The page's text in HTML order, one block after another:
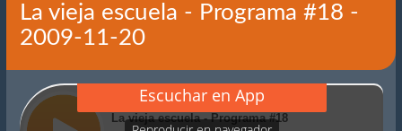
La vieja escuela - Programa #18 -
2009-11-20